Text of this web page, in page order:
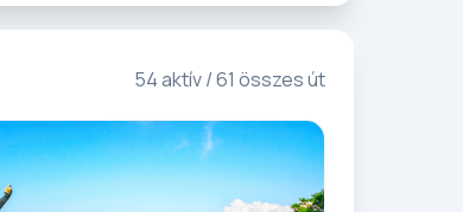
54 aktív / 61 összes út